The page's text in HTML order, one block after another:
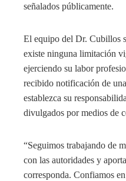
señalados públicamente.
El equipo del Dr. Cubillos
existe ninguna limitación
ejerciendo su labor
recibido notificación de
establezca su
divulgados por medios de
“Seguimos trabajando de
con las autoridades y
corresponda. Confiamos